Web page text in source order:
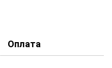
Оплата